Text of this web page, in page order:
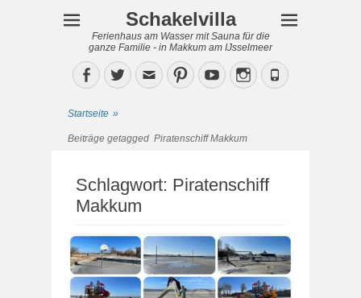
Schakelvilla
Ferienhaus am Wasser mit Sauna für die
ganze Familie - in Makkum am IJsselmeer
Facebook
TwitterEmailPinterestYouTubeInstagram
Phone
Startseite »
Beiträge getagged Piratenschiff Makkum
Schlagwort: Piratenschiff
Makkum